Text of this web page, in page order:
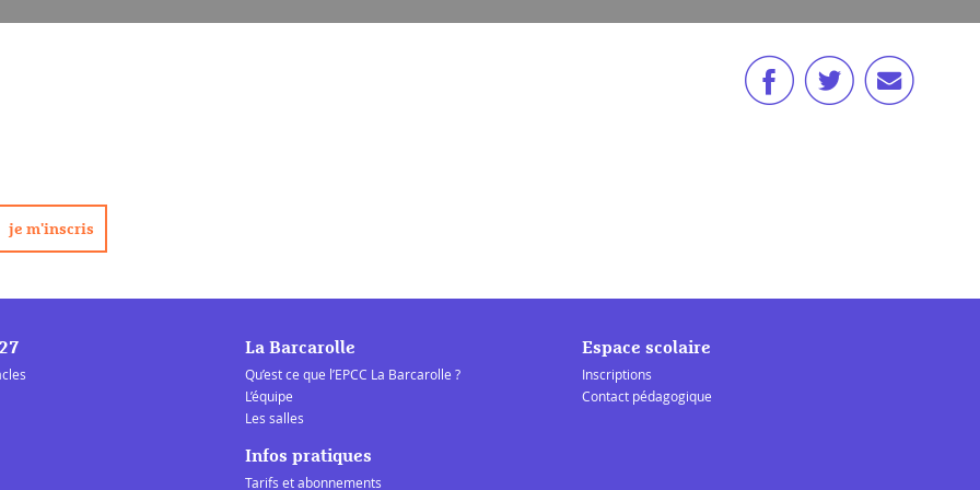
La Barcarolle
Qu’est ce que l’EPCC La Barcarolle ?
L’équipe
Les salles
Infos pratiques
Tarifs et abonnements
Espace scolaire
Inscriptions
Contact pédagogique